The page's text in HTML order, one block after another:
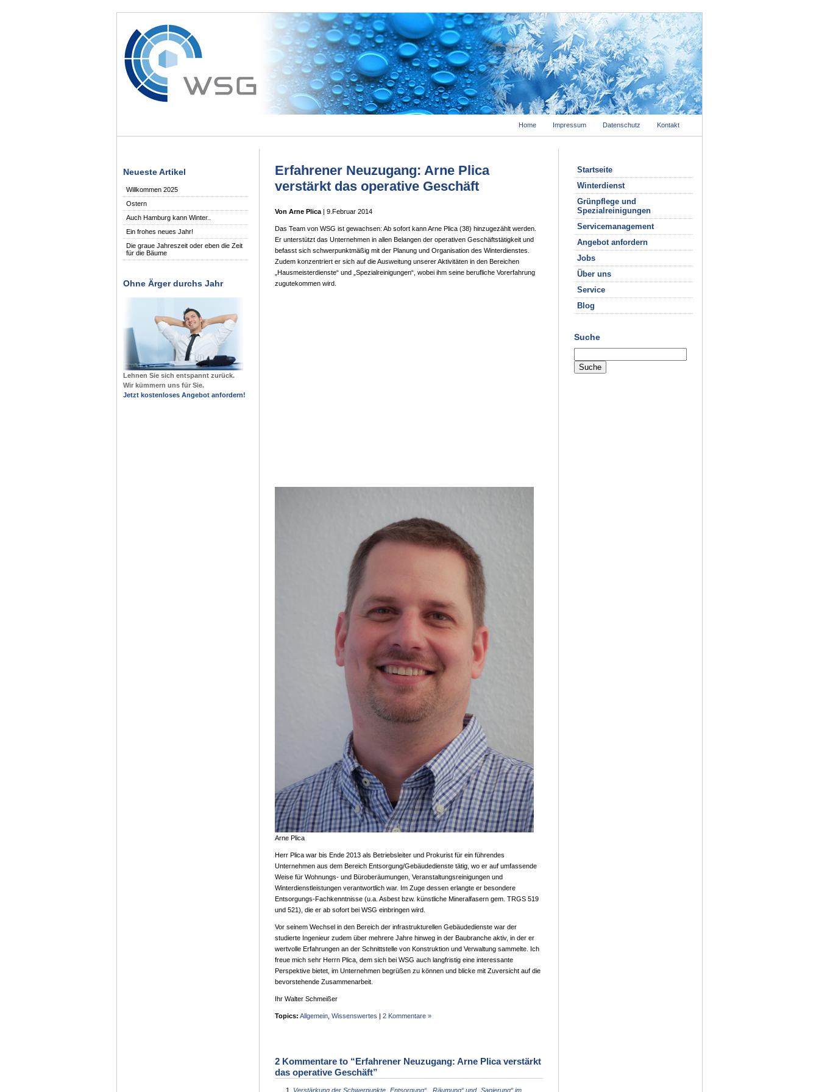
Home Impressum Datenschutz Kontakt
Neueste Artikel
Willkommen 2025
Ostern
Auch Hamburg kann Winter..
Ein frohes neues Jahr!
Die graue Jahreszeit oder eben die Zeit
für die Bäume
Ohne Ärger durchs Jahr
Lehnen Sie sich entspannt zurück.
Wir kümmern uns für Sie.
Jetzt kostenloses Angebot anfordern!
Startseite
Winterdienst
Grünpflege und
Spezialreinigungen
Servicemanagement
Angebot anfordern
Jobs
Über uns
Service
Blog
Suche
Erfahrener Neuzugang: Arne Plica
verstärkt das operative Geschäft
Von Arne Plica | 9.Februar 2014
Das Team von WSG ist gewachsen: Ab sofort kann Arne Plica (38) hinzugezählt werden.
Er unterstützt das Unternehmen in allen Belangen der operativen Geschäftstätigkeit und
befasst sich schwerpunktmäßig mit der Planung und Organisation des Winterdienstes.
Zudem konzentriert er sich auf die Ausweitung unserer Aktivitäten in den Bereichen
„Hausmeisterdienste“ und „Spezialreinigungen“, wobei ihm seine berufliche Vorerfahrung
zugutekommen wird.
Arne Plica
Herr Plica war bis Ende 2013 als Betriebsleiter und Prokurist für ein führendes
Unternehmen aus dem Bereich Entsorgung/Gebäudedienste tätig, wo er auf umfassende
Weise für Wohnungs- und Büroberäumungen, Veranstaltungsreinigungen und
Winterdienstleistungen verantwortlich war. Im Zuge dessen erlangte er besondere
Entsorgungs-Fachkenntnisse (u.a. Asbest bzw. künstliche Mineralfasern gem. TRGS 519
und 521), die er ab sofort bei WSG einbringen wird.
Vor seinem Wechsel in den Bereich der infrastrukturellen Gebäudedienste war der
studierte Ingenieur zudem über mehrere Jahre hinweg in der Baubranche aktiv, in der er
wertvolle Erfahrungen an der Schnittstelle von Konstruktion und Verwaltung sammelte. Ich
freue mich sehr Herrn Plica, dem sich bei WSG auch langfristig eine interessante
Perspektive bietet, im Unternehmen begrüßen zu können und blicke mit Zuversicht auf die
bevorstehende Zusammenarbeit.
Ihr Walter Schmeißer
Topics: Allgemein Wissenswertes | 2 Kommentare »
2 Kommentare to “Erfahrener Neuzugang: Arne Plica verstärkt
das operative Geschäft”
Verstärkung der Schwerpunkte „Entsorgung“, „Räumung“ und „Sanierung“ im